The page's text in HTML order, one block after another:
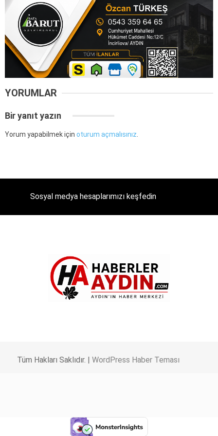
YORUMLAR
Bir yanıt yazın
Yorum yapabilmek için oturum açmalısınız.
Sosyal medya hesaplarımızı keşfedin
Tüm Hakları Saklıdır. | WordPress Haber Teması